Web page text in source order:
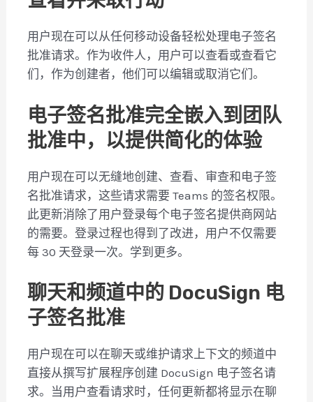
用户现在可以从任何移动设备轻松处理电子签名
批准请求。作为收件人，用户可以查看或查看它
们，作为创建者，他们可以编辑或取消它们。
电子签名批准完全嵌入到团队
批准中，以提供简化的体验
用户现在可以无缝地创建、查看、审查和电子签
名批准请求，这些请求需要 Teams 的签名权限。
此更新消除了用户登录每个电子签名提供商网站
的需要。登录过程也得到了改进，用户不仅需要
每 30 天登录一次。学到更多。
聊天和频道中的 DocuSign 电
子签名批准
用户现在可以在聊天或维护请求上下文的频道中
直接从撰写扩展程序创建 DocuSign 电子签名请
求。当用户查看请求时，任何更新都将显示在聊